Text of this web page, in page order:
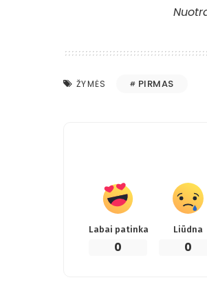
ŽYMĖS PIRMAS
Labai patinka
0
Liūdna
0